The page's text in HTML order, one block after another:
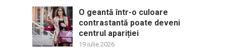
O geantă într-o culoare
contrastantă poate deveni
centrul apariției
19 iulie 2026